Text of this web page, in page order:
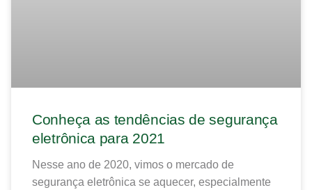
Conheça as tendências de segurança
eletrônica para 2021
Nesse ano de 2020, vimos o mercado de
segurança eletrônica se aquecer, especialmente